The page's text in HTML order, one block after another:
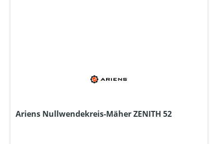
Ariens Nullwendekreis-Mäher ZENITH 52